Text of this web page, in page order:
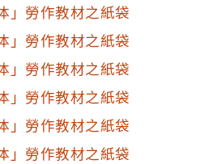
」勞作教材之紙袋
」勞作教材之紙袋
」勞作教材之紙袋
」勞作教材之紙袋
」勞作教材之紙袋
」勞作教材之紙袋